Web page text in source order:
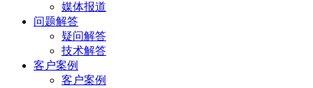
媒体报道
问题解答
疑问解答
技术解答
客户案例
客户案例